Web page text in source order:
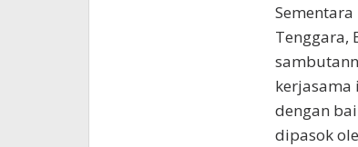
Tenggara,
kerjasama
dengan
dipasok